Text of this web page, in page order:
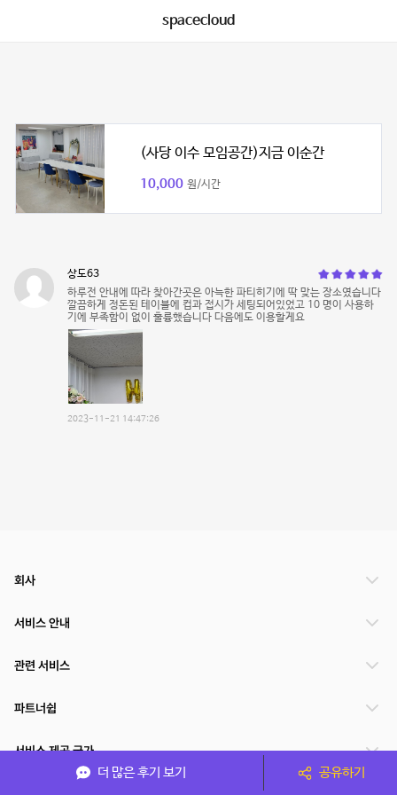
spacecloud
(사당 이수 모임공간)지금 이순간
10,000 원/시간
상도63
하루전 안내에 따라 찾아간곳은 아늑한 파티히기에 딱 맞는 장소였습니다
깔끔하게 정돈된 테이블에 컵과 접시가 세팅되어있었고 10 명이 사용하
기에 부족함이 없이 훌륭했습니다 다음에도 이용할게요
2023-11-21 14:47:26
더 많은 후기 보기 공유하기
회사
서비스 안내
관련 서비스
파트너쉽
서비스 제공 국가